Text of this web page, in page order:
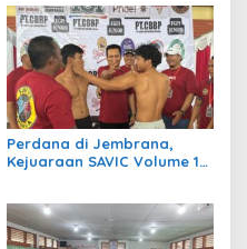
Perdana di Jembrana,
Kejuaraan SAVIC Volume 1